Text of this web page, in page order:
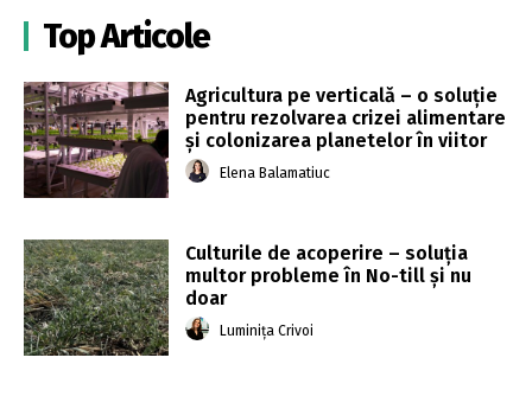
Top Articole
Agricultura pe verticală – o soluție
pentru rezolvarea crizei alimentare
și colonizarea planetelor în viitor
Elena Balamatiuc
Culturile de acoperire – soluția
multor probleme în No-till și nu
doar
Luminița Crivoi